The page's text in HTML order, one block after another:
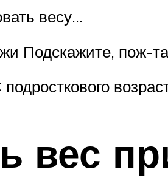
весу…
Подскажите, пож-
вес